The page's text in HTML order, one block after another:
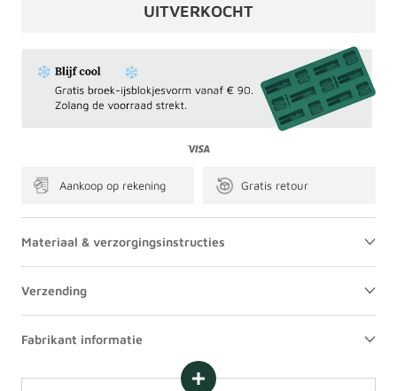
UITVERKOCHT
Aankoop op rekening Gratis retour
Materiaal & verzorgingsinstructies
Verzending
Fabrikant informatie